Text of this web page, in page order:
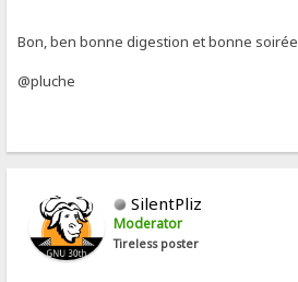
Bon, ben bonne digestion et bonne soirée
@pluche
SilentPliz
Moderator
Tireless poster